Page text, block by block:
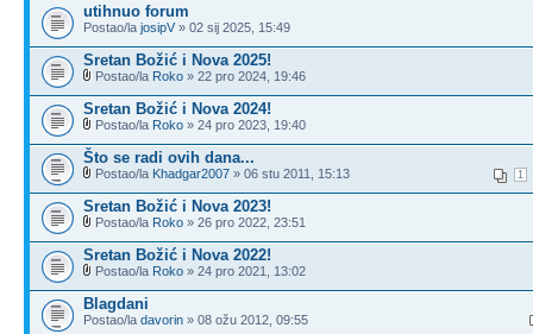
utihnuo forum
Postao/la josipV » 02 sij 2025, 15:49
Sretan Božić i Nova 2025!
Postao/la Roko » 22 pro 2024, 19:46
Sretan Božić i Nova 2024!
Postao/la Roko » 24 pro 2023, 19:40
Što se radi ovih dana...
1
Postao/la Khadgar2007 » 06 stu 2011, 15:13
Sretan Božić i Nova 2023!
Postao/la Roko » 26 pro 2022, 23:51
Sretan Božić i Nova 2022!
Postao/la Roko » 24 pro 2021, 13:02
Blagdani
Postao/la davorin » 08 ožu 2012, 09:55